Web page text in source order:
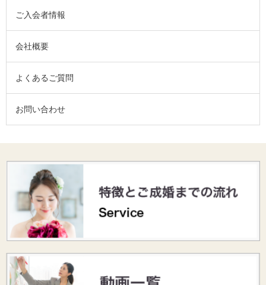
ご入会者情報
会社概要
よくあるご質問
お問い合わせ